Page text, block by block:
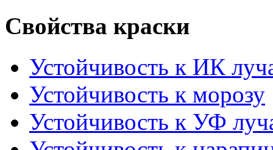
Свойства краски
Устойчивость к ИК
Устойчивость к морозу
Устойчивость к УФ